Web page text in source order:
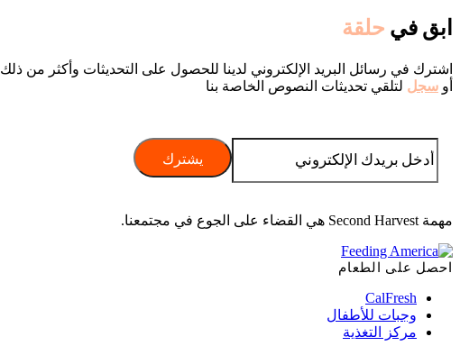
ابق في حلقة
اشترك في رسائل البريد الإلكتروني لدينا للحصول على التحديثات وأكثر من ذلك
أو سجل لتلقي تحديثات النصوص الخاصة بنا
مهمة Second Harvest هي القضاء على الجوع في مجتمعنا.
احصل على الطعام
CalFresh
وجبات للأطفال
مركز التغذية